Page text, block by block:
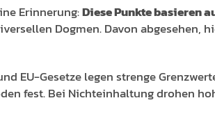
Erinnerung:Diese Punkte basieren
Dogmen. Davon abgesehen,
EU-Gesetze legen strenge
fest. Bei Nichteinhaltung drohen